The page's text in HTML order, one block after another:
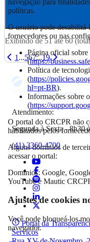
Exibindo de51até60
1...567...19
Atendimento:
Segunda à Sexta - 8h30
(41) 3360-4700
Portal da
Serviços
políticas.
O usuário pode
fornecedores ou nas
Página oficial
(https://
Política de
(https://
hl=pt-BR).
Informações sobre
(https://
O portal do CRCPR não
habilitados pelos
Alguns domínios de
acessar o portal:
Domínios: Google,
YouTube e Mautic
Ajustes de cookies
Você pode bloqueá-los
navegador.